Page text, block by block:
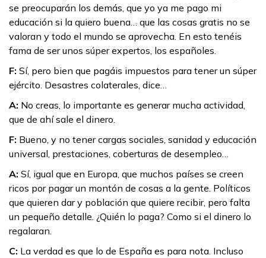
se preocuparán los demás, que yo ya me pago mi
educación si la quiero buena… que las cosas gratis no se
valoran y todo el mundo se aprovecha. En esto tenéis
fama de ser unos súper expertos, los españoles.
F: Sí, pero bien que pagáis impuestos para tener un súper
ejército. Desastres colaterales, dice…
A: No creas, lo importante es generar mucha actividad,
que de ahí sale el dinero.
F: Bueno, y no tener cargas sociales, sanidad y educación
universal, prestaciones, coberturas de desempleo…
A: Sí, igual que en Europa, que muchos países se creen
ricos por pagar un montón de cosas a la gente. Políticos
que quieren dar y población que quiere recibir, pero falta
un pequeño detalle. ¿Quién lo paga? Como si el dinero lo
regalaran.
C: La verdad es que lo de España es para nota. Incluso